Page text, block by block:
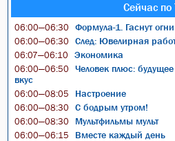
Сейчас по
06:00—06:30 Формула-1. Гаснут огни
06:00—06:30 След: Ювелирная
06:07—06:10 Экономика
06:00—06:50
Человек плюс:
вкус
06:00—08:05 Настроение
06:00—08:30 С бодрым утром!
06:00—08:30 Мультфильмы мульт
06:00—06:15 Вместе каждый день